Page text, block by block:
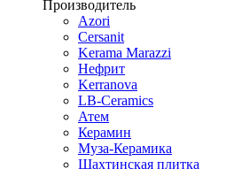
Производитель
Azori
Cersanit
Kerama Marazzi
Нефрит
Kerranova
LB-Ceramics
Атем
Керамин
Муза-Керамика
Шахтинская плитка